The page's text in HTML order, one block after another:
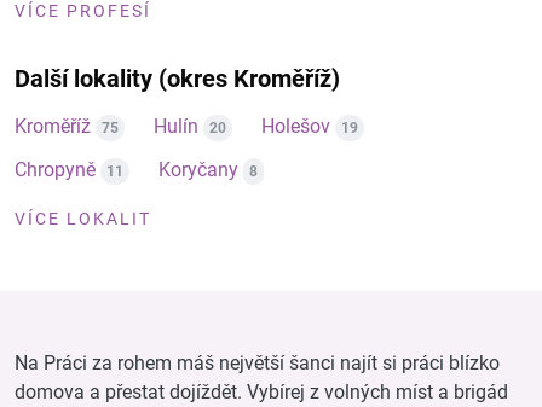
VÍCE PROFESÍ
Další lokality (okres Kroměříž)
Kroměříž 75 Hulín 20 Holešov 19
Chropyně 11 Koryčany 8
VÍCE LOKALIT
Na Práci za rohem máš největší šanci najít si práci blízko
domova a přestat dojíždět. Vybírej z volných míst a brigád